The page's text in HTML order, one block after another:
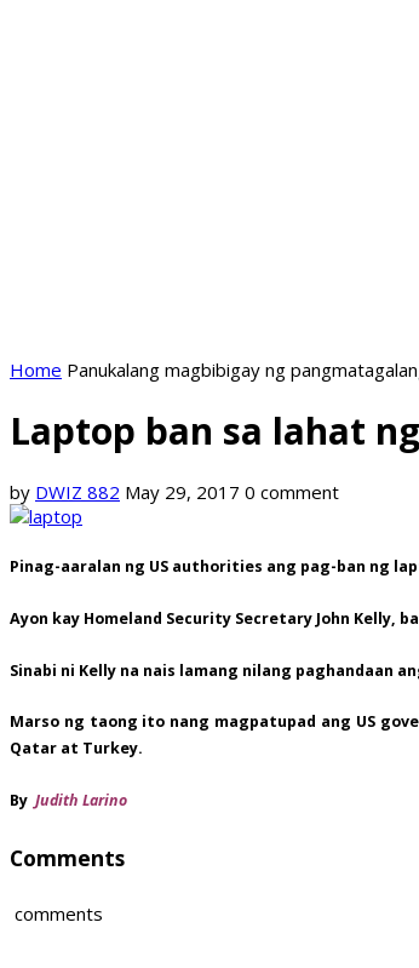
Home Panukalang magbibigay ng
Laptop ban sa lahat
by DWIZ 882 May 29, 2017 0 comment
Pinag-aaralan ng US authorities ang pag-ban ng
Ayon kay Homeland Security Secretary John
Sinabi ni Kelly na nais lamang nilang paghandaan
Marso ng taong ito nang magpatupad ang US
Qatar at Turkey.
By Judith Larino
Comments
comments